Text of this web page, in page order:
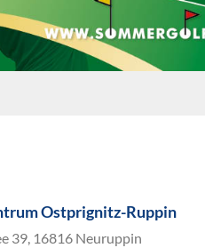
Ostprignitz-Ruppin
39, 16816 Neuruppin